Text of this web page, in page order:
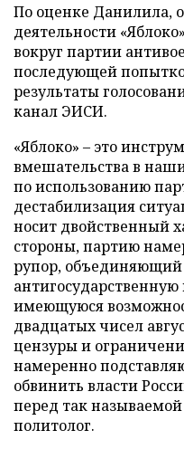
По оценке Данилила,
деятельности
вокруг партии
последующей
результаты
канал ЭИСИ.
«Яблоко» – это
вмешательства в
по использованию
дестабилизация
носит двойственный
стороны, партию
рупор,
антигосударственную
имеющуюся
двадцатых чисел
цензуры и
намеренно
обвинить власти
перед так
политолог.